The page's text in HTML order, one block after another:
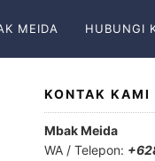
MEIDA HUBUNGI
KONTAK KAMI
Mbak Meida
WA / Telepon: